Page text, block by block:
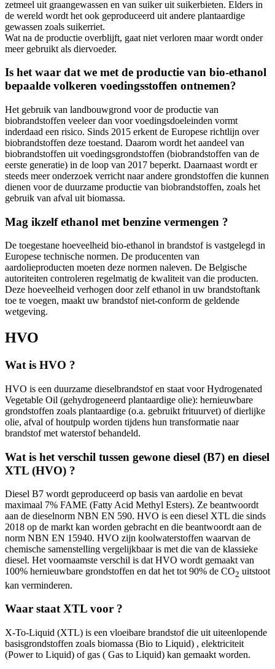
zetmeel uit graangewassen en van suiker uit suikerbieten. Elders in
de wereld wordt het ook geproduceerd uit andere plantaardige
gewassen zoals suikerriet.
Wat na de productie overblijft, gaat niet verloren maar wordt onder
meer gebruikt als diervoeder.
Is het waar dat we met de productie van bio-ethanol
bepaalde volkeren voedingsstoffen ontnemen?
Het gebruik van landbouwgrond voor de productie van
biobrandstoffen veeleer dan voor voedingsdoeleinden vormt
inderdaad een risico. Sinds 2015 erkent de Europese richtlijn over
biobrandstoffen deze toestand. Daarom wordt het aandeel van
biobrandstoffen uit voedingsgrondstoffen (biobrandstoffen van de
eerste generatie) in de loop van 2017 beperkt. Daarnaast wordt er
steeds meer onderzoek verricht naar andere grondstoffen die kunnen
dienen voor de duurzame productie van biobrandstoffen, zoals het
gebruik van afval uit biomassa.
Mag ikzelf ethanol met benzine vermengen ?
De toegestane hoeveelheid bio-ethanol in brandstof is vastgelegd in
Europese technische normen. De producenten van
aardolieproducten moeten deze normen naleven. De Belgische
autoriteiten controleren regelmatig de kwaliteit van die producten.
Deze hoeveelheid verhogen door zelf ethanol in uw brandstoftank
toe te voegen, maakt uw brandstof niet-conform de geldende
wetgeving.
HVO
Wat is HVO ?
HVO is een duurzame dieselbrandstof en staat voor Hydrogenated
Vegetable Oil (gehydrogeneerd plantaardige olie): hernieuwbare
grondstoffen zoals plantaardige (o.a. gebruikt frituurvet) of dierlijke
olie, afval of houtpulp worden tijdens hun transformatie naar
brandstof met waterstof behandeld.
Wat is het verschil tussen gewone diesel (B7) en diesel
XTL (HVO) ?
Diesel B7 wordt geproduceerd op basis van aardolie en bevat
maximaal 7% FAME (Fatty Acid Methyl Esters). Ze beantwoordt
aan de dieselnorm NBN EN 590. HVO is een diesel XTL die sinds
2018 op de markt kan worden gebracht en die beantwoordt aan de
norm NBN EN 15940. HVO zijn koolwaterstoffen waarvan de
chemische samenstelling vergelijkbaar is met die van de klassieke
diesel. Het voornaamste verschil is dat HVO wordt gemaakt van
100% hernieuwbare grondstoffen en dat het tot 90% de CO2 uitstoot
kan verminderen.
Waar staat XTL voor ?
X-To-Liquid (XTL) is een vloeibare brandstof die uit uiteenlopende
basisgrondstoffen zoals biomassa (Bio to Liquid) , elektriciteit
(Power to Liquid) of gas ( Gas to Liquid) kan gemaakt worden.